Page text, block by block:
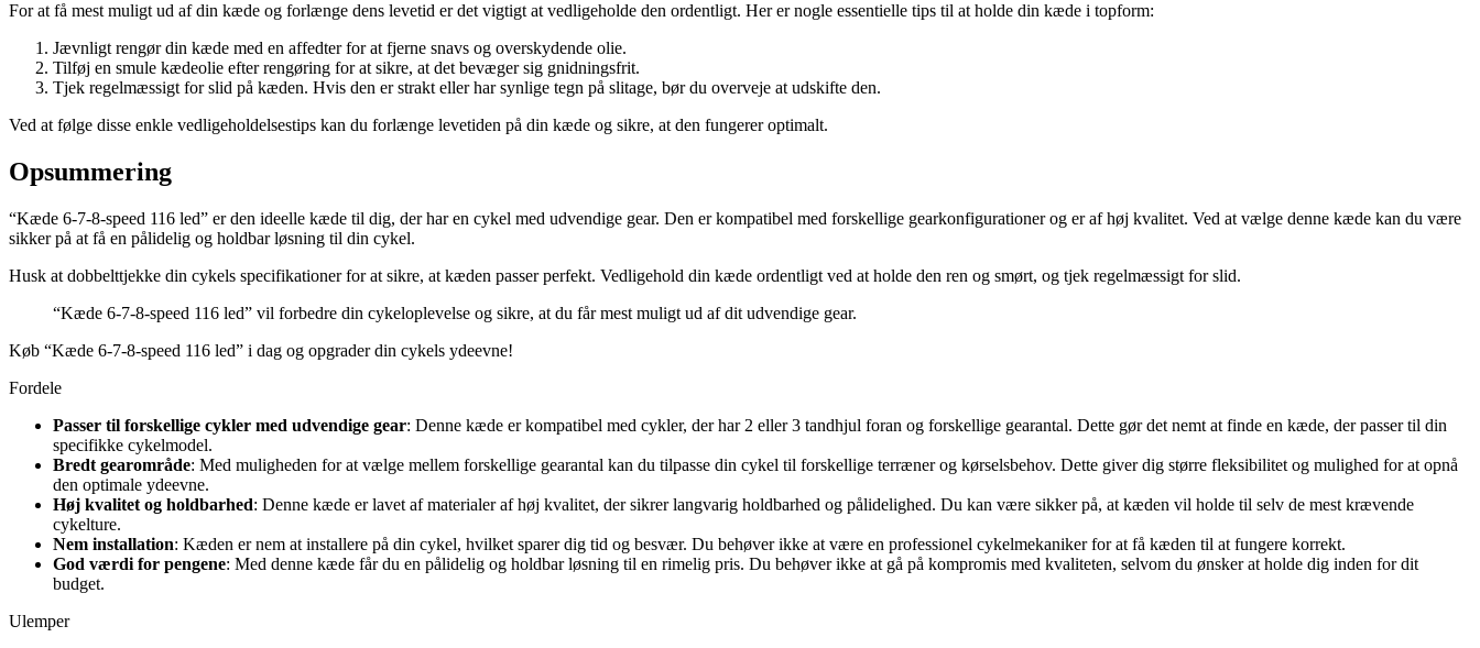
For at få mest muligt ud af din kæde og forlænge dens levetid er det vigtigt at vedligeholde den ordentligt. Her er nogle essentielle tips til at holde din kæde i topform:
Jævnligt rengør din kæde med en affedter for at fjerne snavs og overskydende olie.
Tilføj en smule kædeolie efter rengøring for at sikre, at det bevæger sig gnidningsfrit.
Tjek regelmæssigt for slid på kæden. Hvis den er strakt eller har synlige tegn på slitage, bør du overveje at udskifte den.
Ved at følge disse enkle vedligeholdelsestips kan du forlænge levetiden på din kæde og sikre, at den fungerer optimalt.
Opsummering
“Kæde 6-7-8-speed 116 led” er den ideelle kæde til dig, der har en cykel med udvendige gear. Den er kompatibel med forskellige gearkonfigurationer og er af høj kvalitet. Ved at vælge denne kæde kan du være
sikker på at få en pålidelig og holdbar løsning til din cykel.
Husk at dobbelttjekke din cykels specifikationer for at sikre, at kæden passer perfekt. Vedligehold din kæde ordentligt ved at holde den ren og smørt, og tjek regelmæssigt for slid.
“Kæde 6-7-8-speed 116 led” vil forbedre din cykeloplevelse og sikre, at du får mest muligt ud af dit udvendige gear.
Køb “Kæde 6-7-8-speed 116 led” i dag og opgrader din cykels ydeevne!
Fordele
Passer til forskellige cykler med udvendige gear: Denne kæde er kompatibel med cykler, der har 2 eller 3 tandhjul foran og forskellige gearantal. Dette gør det nemt at finde en kæde, der passer til din
specifikke cykelmodel.
Bredt gearområde: Med muligheden for at vælge mellem forskellige gearantal kan du tilpasse din cykel til forskellige terræner og kørselsbehov. Dette giver dig større fleksibilitet og mulighed for at opnå
den optimale ydeevne.
Høj kvalitet og holdbarhed: Denne kæde er lavet af materialer af høj kvalitet, der sikrer langvarig holdbarhed og pålidelighed. Du kan være sikker på, at kæden vil holde til selv de mest krævende
cykelture.
Nem installation: Kæden er nem at installere på din cykel, hvilket sparer dig tid og besvær. Du behøver ikke at være en professionel cykelmekaniker for at få kæden til at fungere korrekt.
God værdi for pengene: Med denne kæde får du en pålidelig og holdbar løsning til en rimelig pris. Du behøver ikke at gå på kompromis med kvaliteten, selvom du ønsker at holde dig inden for dit
budget.
Ulemper